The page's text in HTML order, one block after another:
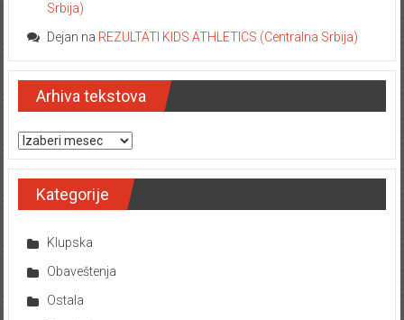
Srbija)
Dejan na REZULTATI KIDS ATHLETICS (Centralna Srbija)
Arhiva tekstova
Arhiva tekstova
Kategorije
Klupska
Obaveštenja
Ostala